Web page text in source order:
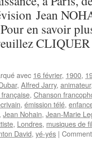
Jean
en savoir
avec 16 février, 1900,
, Alfred Jarry, animateur
, Chanson
, émission télé,
, Jean Nohain, Jean-Marie
, Londres, musiques de
David, yé-yés |